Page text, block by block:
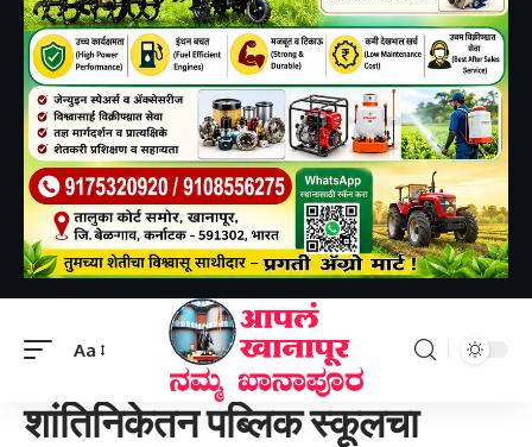
Aa
खानापूर तालुका>शांतिनिकेतन पब्लिक स्कूलचा बारावा वर्धापन दिन उद्या सोमवारी,
शांतिनिकेतन पब्लिक स्कूलचा